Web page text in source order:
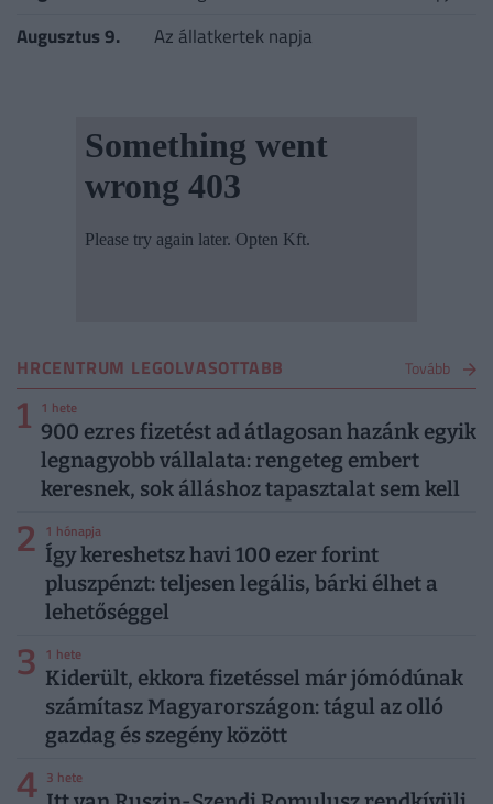
Augusztus 9.
Az állatkertek napja
HRCENTRUM LEGOLVASOTTABB Tovább
1 1 hete
900 ezres fizetést ad átlagosan hazánk egyik
legnagyobb vállalata: rengeteg embert
keresnek, sok álláshoz tapasztalat sem kell
2 1 hónapja
Így kereshetsz havi 100 ezer forint
pluszpénzt: teljesen legális, bárki élhet a
lehetőséggel
3 1 hete
Kiderült, ekkora fizetéssel már jómódúnak
számítasz Magyarországon: tágul az olló
gazdag és szegény között
4 3 hete